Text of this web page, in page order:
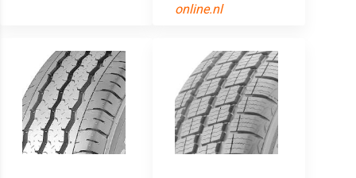
online.nl